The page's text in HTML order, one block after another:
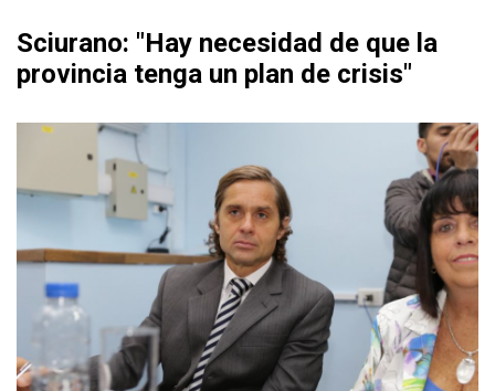
Sciurano: "Hay necesidad de que la
provincia tenga un plan de crisis"